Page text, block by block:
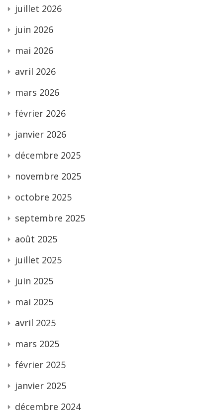
juillet 2026
juin 2026
mai 2026
avril 2026
mars 2026
février 2026
janvier 2026
décembre 2025
novembre 2025
octobre 2025
septembre 2025
août 2025
juillet 2025
juin 2025
mai 2025
avril 2025
mars 2025
février 2025
janvier 2025
décembre 2024